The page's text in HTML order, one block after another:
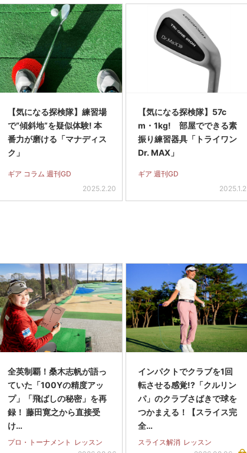
【気になる探検隊】練習場
で“傾斜地”を疑似体験! 本
番力が磨ける「マナディス
ク」
ギア コラム 週刊GD
2025.2.20
【気になる探検隊】57c
m・1kg! 部屋でできる素
振り練習器具「トライワン
Dr. MAX」
ギア 週刊GD
2025.1.2
全英制覇！桑木志帆が語っ
ていた「100Yの精度アッ
プ」「飛ばしの秘密」を再
録！ 藤田寛之から直接受
け…
プロ・トーナメント レッスン
インパクトでクラブを1回
転させる感覚!?「クルリン
パ」のクラブさばきで球を
つかまえる！【スライス完
全…
スライス解消 レッスン